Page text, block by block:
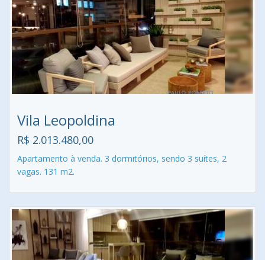
Vila Leopoldina
R$ 2.013.480,00
Apartamento à venda. 3 dormitórios, sendo 3 suítes, 2
vagas. 131 m2.